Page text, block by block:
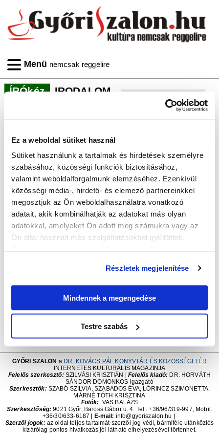
Ez a weboldal sütiket használ
Sütiket használunk a tartalmak és hirdetések személyre
szabásához, közösségi funkciók biztosításához,
valamint weboldalforgalmunk elemzéséhez. Ezenkívül
közösségi média-, hirdető- és elemező partnereinkkel
megosztjuk az Ön weboldalhasználatra vonatkozó
adatait, akik kombinálhatják az adatokat más olyan
adatokkal, amelyeket Ön adott meg számukra vagy az
Ön által használt más szolgáltatásokból gyűjtöttek.
Részletek megjelenítése
Mindennek a megengedése
Testre szabás
Menü nemcsak reggelire
ÍRÓkéz IRODALOM
GYŐRI SZALON aDR. KOVÁCS PÁL KÖNYVTÁR ÉS KÖZÖSSÉGI TÉR
INTERNETES KULTURÁLIS MAGAZINJA
Felelős szerkesztő:SZILVÁSI KRISZTIÁN | Felelős kiadó: DR. HORVÁTH
SÁNDOR DOMONKOS igazgató
Szerkesztők: SZABÓ SZILVIA, SZABADOS ÉVA, LŐRINCZ SZIMONETTA,
MÁRNÉ TÓTH KRISZTINA
Fotók: VAS BALÁZS
Szerkesztőség: 9021 Győr, Baross Gábor u. 4. Tel.: +36/96/319-997, Mobil:
+36/30/633-6187
E-mail: info@gyoriszalon.hu |
Szerzői jogok:az oldal teljes tartalmát szerzői jog védi, bármiféle utánközlés
kizárólag pontos hivatkozás jól látható elhelyezésével történhet.